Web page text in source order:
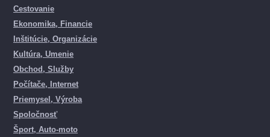
Cestovanie
Ekonomika, Financie
Inštitúcie, Organizácie
Kultúra, Umenie
Obchod, Služby
Počítače, Internet
Priemysel, Výroba
Spoločnosť
Šport, Auto-moto